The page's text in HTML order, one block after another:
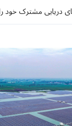
دریایی مشترک خود